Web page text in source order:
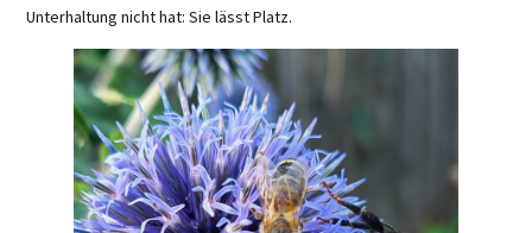
Unterhaltung nicht hat: Sie lässt Platz.